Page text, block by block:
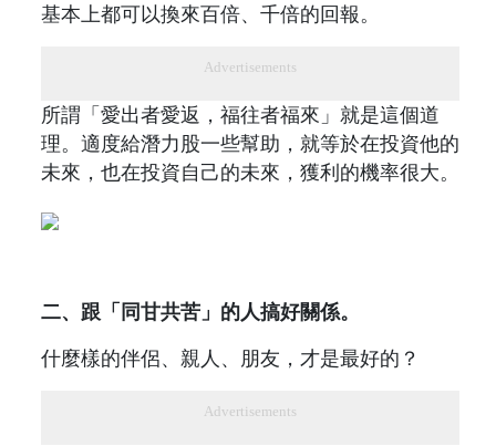
基本上都可以換來百倍、千倍的回報。
Advertisements
所謂「愛出者愛返，福往者福來」就是這個道
理。適度給潛力股一些幫助，就等於在投資他的
未來，也在投資自己的未來，獲利的機率很大。
二、跟「同甘共苦」的人搞好關係。
什麼樣的伴侶、親人、朋友，才是最好的？
Advertisements